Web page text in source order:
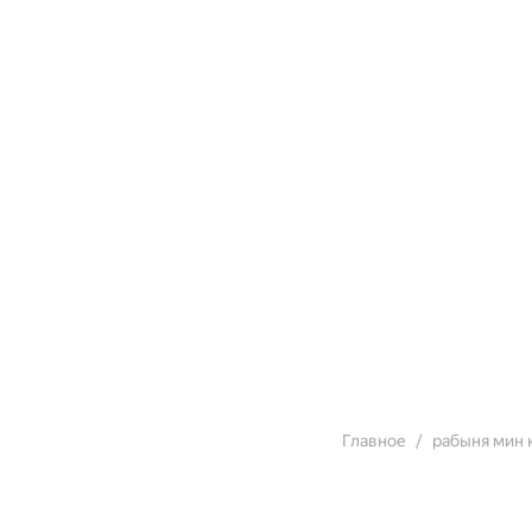
Главное рабыня мин